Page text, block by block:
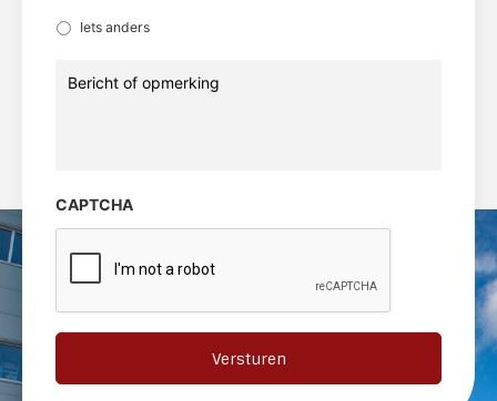
Iets anders
of
CAPTCHA